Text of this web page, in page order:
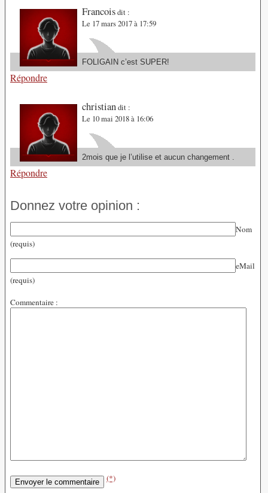
Francoisdit :
Le 17 mars 2017 à 17:59
FOLIGAIN c’est SUPER!
Répondre
christian dit :
Le 10 mai 2018 à 16:06
2mois que je l’utilise et aucun changement .
Répondre
Donnez votre opinion :
Nom
(requis)
eMail
(requis)
Commentaire :
(*)